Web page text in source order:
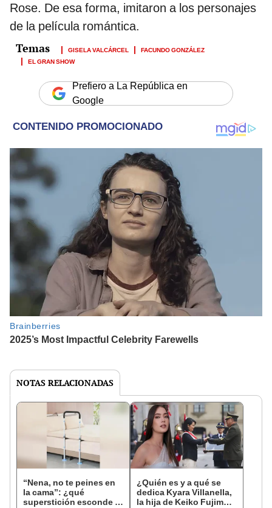
Rose. De esa forma, imitaron a los personajes
de la película romántica.
GISELA VALCÁRCEL
FACUNDO GONZÁLEZ
EL GRAN SHOW
Prefiero a La República en
Google
NOTAS RELACIONADAS
“Nena, no te peines en
la cama”: ¿qué
superstición esconde la
¿Quién es y a qué se
dedica Kyara Villanella,
la hija de Keiko Fujimori